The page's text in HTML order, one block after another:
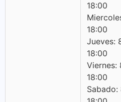
18:00
18:00
Jueves:
18:00
Viernes:
18:00